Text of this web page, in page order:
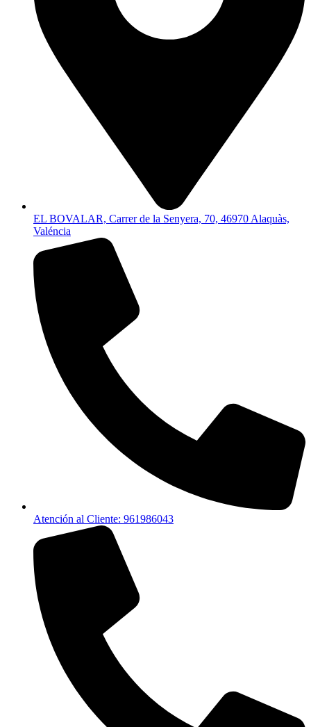
EL BOVALAR, Carrer de la Senyera, 70, 46970 Alaquàs,
Valéncia
Atención al Cliente: 961986043